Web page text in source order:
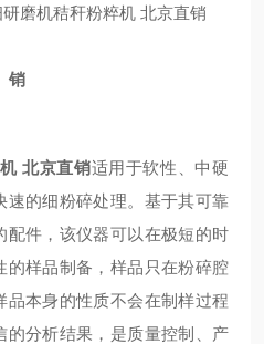
销
北京直销适用于软性、中硬
速的细粉碎处理。基于其可靠
配件，该仪器可以在极短的时
的样品制备，样品只在粉碎腔
品本身的性质不会在制样过程
的分析结果，是质量控制、产